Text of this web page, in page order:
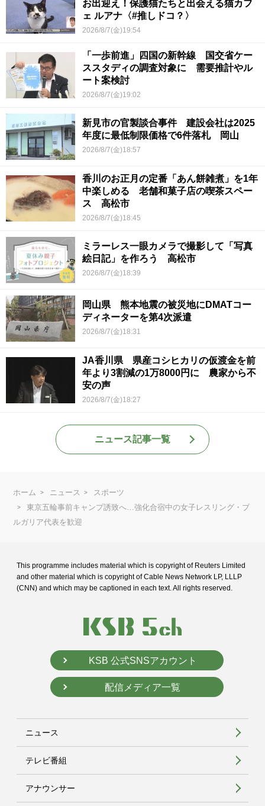
お出迎え！保護猫たちと出会える猫カフ
ェ ルアナ〈#推しドコ？〉
2026/8/7(金)19:54
「一歩前進」四国の新幹線 国交省ケー
ススタディの調査対象に 需要推計やル
ート案検討
2026/8/7(金)19:02
新見市の官製談合事件 建設会社は2025
年度に最低制限価格で6件落札 岡山
2026/8/7(金)18:57
香川のお正月の定番「あん餅雑煮」を1年
中楽しめる 老舗和菓子店の喫茶スペー
ス 高松市
2026/8/7(金)18:45
ミラーレス一眼カメラで撮影して「写真
絵日記」を作ろう 高松市
2026/8/7(金)18:39
岡山県 熊本地震の被災地にDMATコー
ディネーターを第4次派遣
2026/8/7(金)18:31
JA香川県 県産コシヒカリの仮渡金を前
年より3割減の1万8000円に 農家から不
安の声
2026/8/7(金)18:27
ニュース記事一覧
ホーム ニュース
スポーツ
東京五輪事前キャンプ誘致へ…強化合宿中の女子レスリング・ブ
ルガリア代表を歓迎
This programme includes material which is copyright of Reuters Limited
and other material which is copyright of Cable News Network LP, LLLP
(CNN) and which may be captioned in each text. All rights reserved.
KSB 公式SNSアカウント
配信メディア一覧
ニュース
テレビ番組
アナウンサー